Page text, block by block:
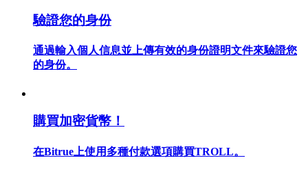
學習如何保持盈利
驗證您的身份
通過輸入個人信息並上傳有效的身份證明文件來驗證您
的身份。
購買加密貨幣！
在Bitrue上使用多種付款選項購買TROLL。